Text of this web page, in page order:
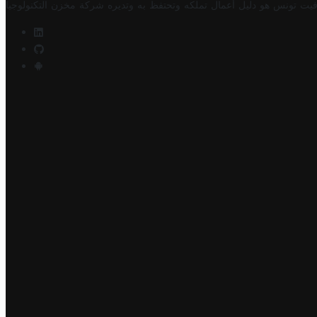
تونس هو دليل أعمال تملكه وتحتفظ به وتديره شركة مخزن التكنولوجيا